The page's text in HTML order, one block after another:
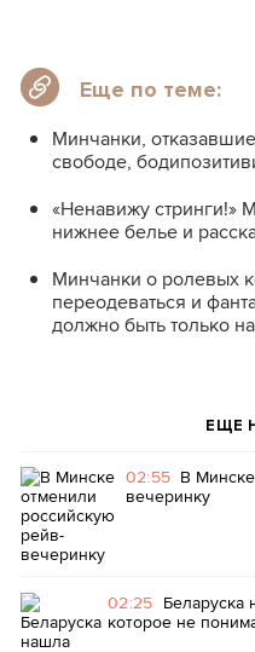
Еще по теме:
Минчанки,
свободе,
«Ненавижу стринги!»
нижнее белье и
Минчанки о ролевых
переодеваться и
должно быть только
ЕЩЕ
02:55 В
вечеринку
02:25 Беларуска
которое не